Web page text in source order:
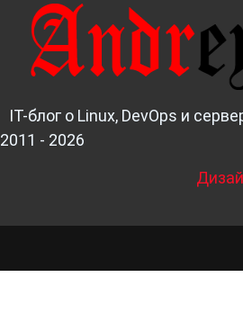
IT-блог о Linux, DevOps и
2011 - 2026
Д